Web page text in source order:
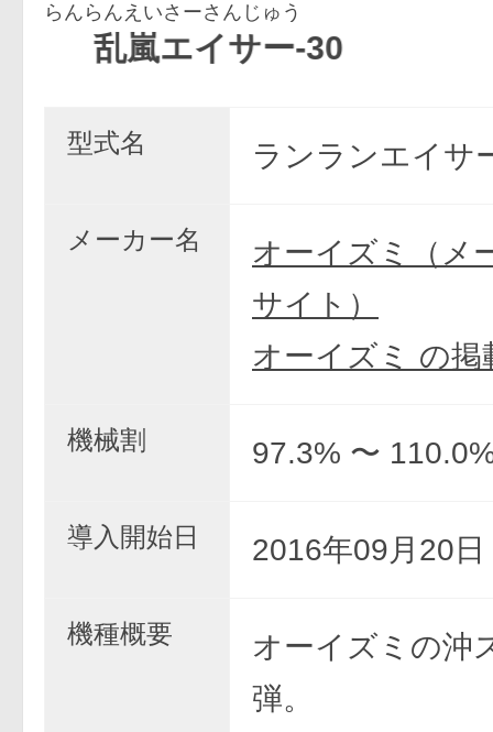
らんらんえいさーさんじゅう
乱嵐エイサー-30
型式名 ランランエイサ
メーカー名
オーイズミ（メ
サイト）
オーイズミ の掲
機械割 97.3% 〜
導入開始日 2016年09月20日
機種概要
オーイズミの沖
弾。